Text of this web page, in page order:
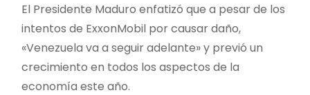
El Presidente Maduro enfatizó que a pesar de los
intentos de ExxonMobil por causar daño,
«Venezuela va a seguir adelante» y previó un
crecimiento en todos los aspectos de la
economía este año.